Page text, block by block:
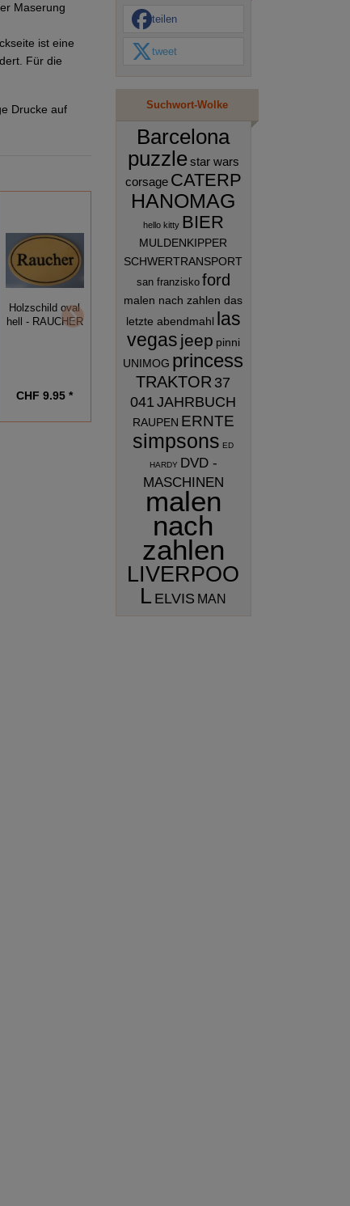
Maserung
ist eine
Für die
Drucke auf
Holzschild oval
hell - RAUCHER
CHF 9.95 *
Holzschild oval
hell - AUSGANG
CHF 9.95 *
Holzschild oval
hell - EINGANG
CHF 9.95 *
teilen
tweet
Suchwort-Wolke
Barcelona
puzzlestar wars
corsage CATERP
HANOMAG
hello kitty BIER
MULDENKIPPER
SCHWERTRANSPORT
san franzisko ford
malen nach zahlen das
letzte abendmahl las
vegas jeep pinni
UNIMOG princess
TRAKTOR 37
041 JAHRBUCH
RAUPEN ERNTE
simpsons ED
HARDY DVD -
MASCHINEN
malen
nach
zahlen
LIVERPOO
L ELVIS MAN